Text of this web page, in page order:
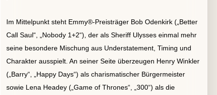
Im Mittelpunkt steht Emmy®-Preisträger Bob Odenkirk („Better
Call Saul“, „Nobody 1+2“), der als Sheriff Ulysses einmal mehr
seine besondere Mischung aus Understatement, Timing und
Charakter ausspielt. An seiner Seite überzeugen Henry Winkler
(„Barry“, „Happy Days“) als charismatischer Bürgermeister
sowie Lena Headey („Game of Thrones“, „300“) als die